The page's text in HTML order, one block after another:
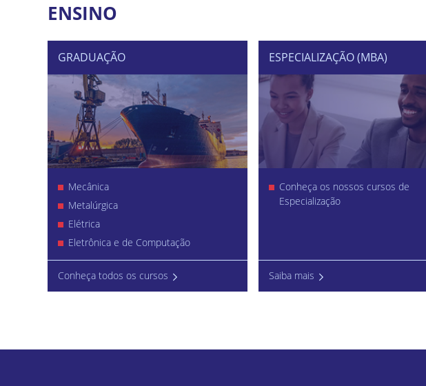
ENSINO
GRADUAÇÃO
Mecânica
Metalúrgica
Elétrica
Eletrônica e de Computação
Conheça todos os cursos
ESPECIALIZAÇÃO (MBA)
Conheça os nossos cursos de
Especialização
Saiba mais